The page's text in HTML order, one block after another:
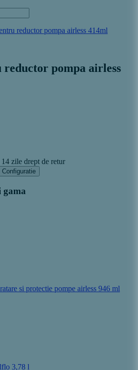
reductor pompa airless 414ml
reductor pompa airless
zile drept de retur
Configuratie
gama
si protectie pompe airless 946 ml
3,78 l